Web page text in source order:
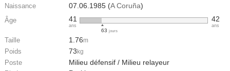
Naissance 07.06.1985 (A Coruña)
Âge 41
ans
63 jours
42
ans
Taille 1.76m
Poids 73 kg
Poste Milieu défensif / Milieu relayeur